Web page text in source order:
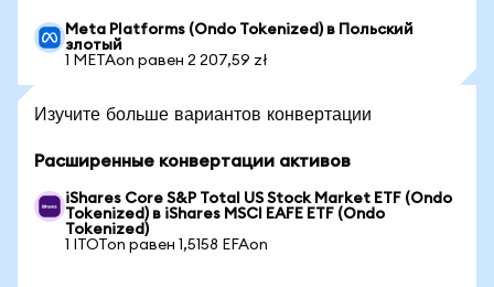
Meta Platforms (Ondo Tokenized) в Польский
злотый
1 METAon равен 2 207,59 zł
Изучите больше вариантов конвертации
Расширенные конвертации активов
iShares Core S&P Total US Stock Market ETF (Ondo
Tokenized) в iShares MSCI EAFE ETF (Ondo
Tokenized)
1 ITOTon равен 1,5158 EFAon